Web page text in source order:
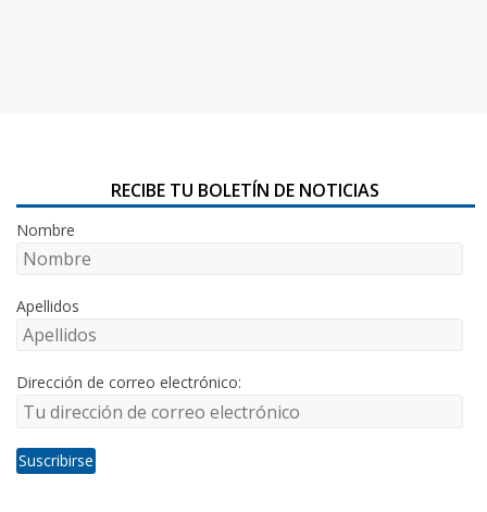
RECIBE TU BOLETÍN DE NOTICIAS
Nombre
Apellidos
Dirección de correo electrónico: